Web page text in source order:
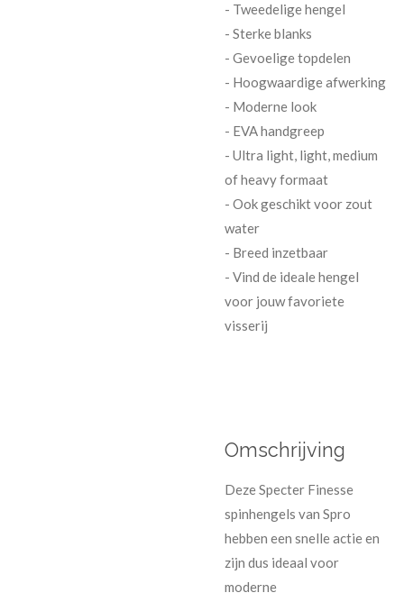
- Tweedelige hengel
- Sterke blanks
- Gevoelige topdelen
- Hoogwaardige afwerking
- Moderne look
- EVAhandgreep
- Ultra light, light, medium
of heavy formaat
- Ook geschikt voor zout
water
- Breed inzetbaar
- Vind de ideale hengel
voor jouw favoriete
visserij
Omschrijving
Deze Specter Finesse
spinhengels van Spro
hebben een snelle actie en
zijn dus ideaal voor
moderne